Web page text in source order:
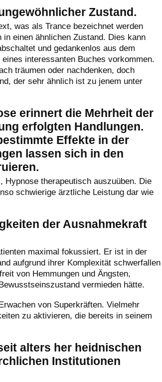
Zustand.
was als Trance bezeichnet werden
einen ähnlichen Zustand. Dies kann
und gedankenlos aus dem
interessanten Buches vorkommen.
träumen oder nachdenken, doch
der sehr ähnlich ist zu jenem unter
erinnert die Mehrheit der
erfolgten Handlungen.
Effekte in der
lassen sich in den
therapeutisch auszuüben. Die
schwierige ärztliche Leistung dar wie
der Ausnahmekraft
maximal fokussiert. Er ist in der
aufgrund ihrer Komplexität schwerfallen
von Hemmungen und Ängsten,
vermieden hätte.
von Superkräften. Vielmehr
zu aktivieren, die bereits in seinem
alters her heidnischen
Institutionen